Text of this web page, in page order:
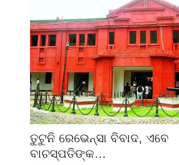
ତୁଟୁନି ରେଭେନ୍ସା ବିବାଦ, ଏବେ
ବାଚସ୍ପତିଙ୍କ…